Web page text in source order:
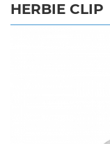
HERBIE CLIP